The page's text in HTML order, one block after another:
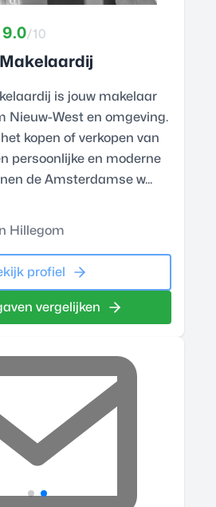
9.0/10
is jouw makelaar
Nieuw-West en omgeving.
kopen of verkopen van
persoonlijke en moderne
de Amsterdamse w...
Hillegom
profiel
vergelijken